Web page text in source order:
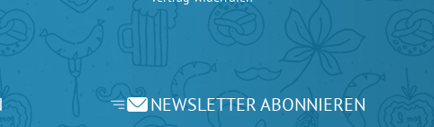
NEWSLETTER ABONNIEREN